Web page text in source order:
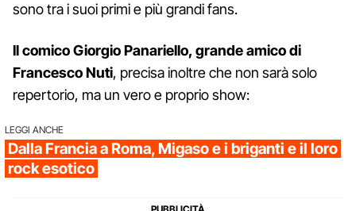
sono tra i suoi primi e più grandi fans.
Il comico Giorgio Panariello, grande amico di
Francesco Nuti, precisa inoltre che non sarà solo
repertorio, ma un vero e proprio show:
LEGGI ANCHE
Dalla Francia a Roma, Migaso e i briganti e il loro
rock esotico